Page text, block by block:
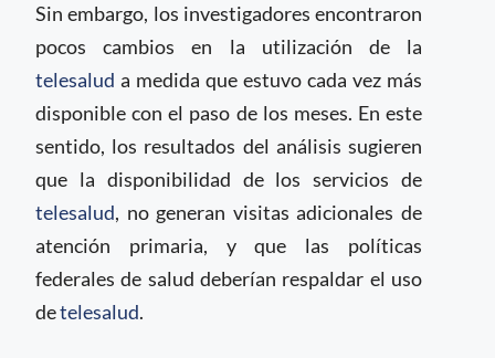
Sin embargo, los investigadores encontraron
pocos cambios en la utilización de la
telesalud a medida que estuvo cada vez más
disponible con el paso de los meses. En este
sentido, los resultados del análisis sugieren
que la disponibilidad de los servicios de
telesalud, no generan visitas adicionales de
atención primaria, y que las políticas
federales de salud deberían respaldar el uso
detelesalud.